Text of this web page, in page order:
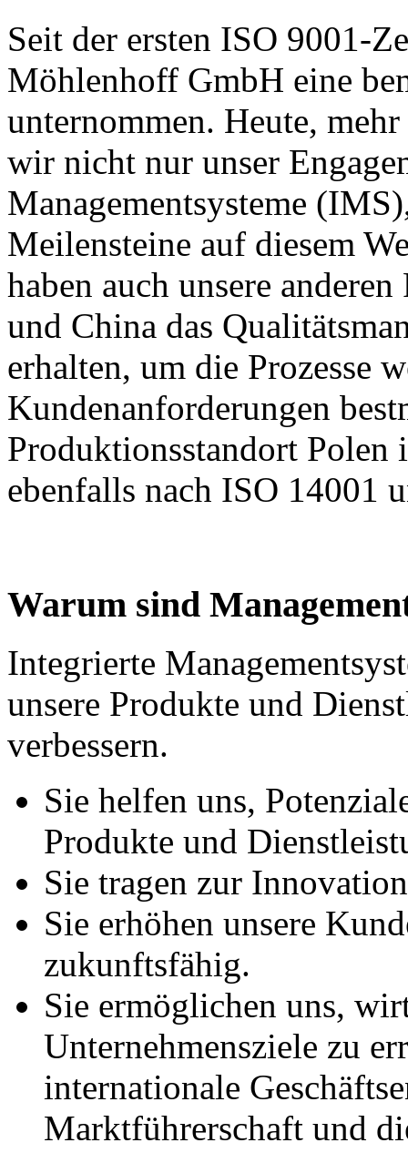
Seit der ersten ISO 9001-
Möhlenhoff GmbH eine
unternommen. Heute,
wir nicht nur unser
Managementsysteme
Meilensteine auf diesem
haben auch unsere
und China das
erhalten, um die Prozesse
Kundenanforderungen
Produktionsstandort Polen
ebenfalls nach ISO 14001
Warum sind
Integrierte
unsere Produkte und
verbessern.
Sie helfen uns,
Produkte und
Sie tragen zur
Sie erhöhen unsere
zukunftsfähig.
Sie ermöglichen uns,
Unternehmensziele zu
internationale
Marktführerschaft und